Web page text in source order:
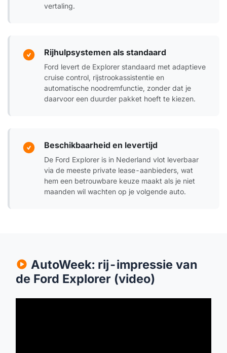
vertaling.
Rijhulpsystemen als standaard
Ford levert de Explorer standaard met adaptieve
cruise control, rijstrookassistentie en
automatische noodremfunctie, zonder dat je
daarvoor een duurder pakket hoeft te kiezen.
Beschikbaarheid en levertijd
De Ford Explorer is in Nederland vlot leverbaar
via de meeste private lease-aanbieders, wat
hem een betrouwbare keuze maakt als je niet
maanden wil wachten op je volgende auto.
AutoWeek: rij-impressie van
de Ford Explorer (video)